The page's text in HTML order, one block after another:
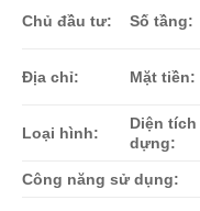
Chủ đầu tư: Số tầng:
Địa chỉ: Mặt tiền:
Loại hình:
Diện tích
dựng:
Công năng sử dụng: